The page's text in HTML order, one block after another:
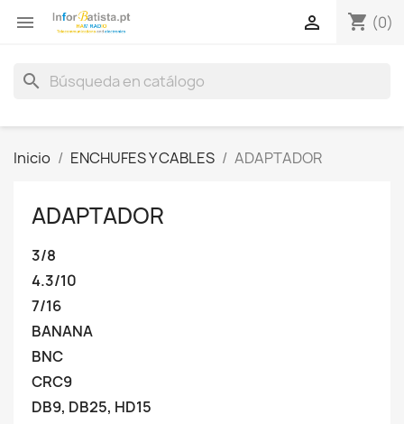
 shopping_cart (0)

search
Inicio ENCHUFES Y CABLES ADAPTADOR
ADAPTADOR
3/8
4.3/10
7/16
BANANA
BNC
CRC9
DB9, DB25, HD15